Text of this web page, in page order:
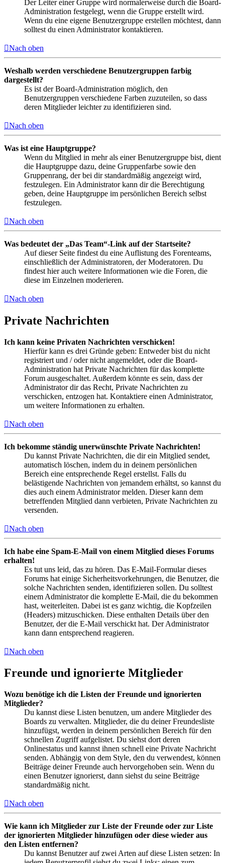
Der Leiter einer Gruppe wird normalerweise durch die Board-
Administration festgelegt, wenn die Gruppe erstellt wird.
Wenn du eine eigene Benutzergruppe erstellen möchtest, dann
solltest du einen Administrator kontaktieren.
Nach oben
Weshalb werden verschiedene Benutzergruppen farbig
dargestellt?
Es ist der Board-Administration möglich, den
Benutzergruppen verschiedene Farben zuzuteilen, so dass
deren Mitglieder leichter zu identifizieren sind.
Nach oben
Was ist eine Hauptgruppe?
Wenn du Mitglied in mehr als einer Benutzergruppe bist, dient
die Hauptgruppe dazu, deine Gruppenfarbe sowie den
Gruppenrang, der bei dir standardmäßig angezeigt wird,
festzulegen. Ein Administrator kann dir die Berechtigung
geben, deine Hauptgruppe im persönlichen Bereich selbst
festzulegen.
Nach oben
Was bedeutet der „Das Team“-Link auf der Startseite?
Auf dieser Seite findest du eine Auflistung des Forenteams,
einschließlich der Administratoren, der Moderatoren. Du
findest hier auch weitere Informationen wie die Foren, die
diese im Einzelnen moderieren.
Nach oben
Private Nachrichten
Ich kann keine Privaten Nachrichten verschicken!
Hierfür kann es drei Gründe geben: Entweder bist du nicht
registriert und / oder nicht angemeldet, oder die Board-
Administration hat Private Nachrichten für das komplette
Forum ausgeschaltet. Außerdem könnte es sein, dass der
Administrator dir das Recht, Private Nachrichten zu
verschicken, entzogen hat. Kontaktiere einen Administrator,
um weitere Informationen zu erhalten.
Nach oben
Ich bekomme ständig unerwünschte Private Nachrichten!
Du kannst Private Nachrichten, die dir ein Mitglied sendet,
automatisch löschen, indem du in deinem persönlichen
Bereich eine entsprechende Regel erstellst. Falls du
belästigende Nachrichten von jemandem erhältst, so kannst du
dies auch einem Administrator melden. Dieser kann dem
betreffenden Mitglied dann verbieten, Private Nachrichten zu
versenden.
Nach oben
Ich habe eine Spam-E-Mail von einem Mitglied dieses Forums
erhalten!
Es tut uns leid, das zu hören. Das E-Mail-Formular dieses
Forums hat einige Sicherheitsvorkehrungen, die Benutzer, die
solche Nachrichten senden, identifizieren sollen. Du solltest
einem Administrator die komplette E-Mail, die du bekommen
hast, weiterleiten. Dabei ist es ganz wichtig, die Kopfzeilen
(Headers) mitzuschicken. Diese enthalten Details über den
Benutzer, der die E-Mail verschickt hat. Der Administrator
kann dann entsprechend reagieren.
Nach oben
Freunde und ignorierte Mitglieder
Wozu benötige ich die Listen der Freunde und ignorierten
Mitglieder?
Du kannst diese Listen benutzen, um andere Mitglieder des
Boards zu verwalten. Mitglieder, die du deiner Freundesliste
hinzufügst, werden in deinem persönlichen Bereich für den
schnellen Zugriff aufgelistet. Du siehst dort deren
Onlinestatus und kannst ihnen schnell eine Private Nachricht
senden. Abhängig von dem Style, den du verwendest, können
Beiträge deiner Freunde auch hervorgehoben sein. Wenn du
einen Benutzer ignorierst, dann siehst du seine Beiträge
standardmäßig nicht.
Nach oben
Wie kann ich Mitglieder zur Liste der Freunde oder zur Liste
der ignorierten Mitglieder hinzufügen oder diese wieder aus
den Listen entfernen?
Du kannst Benutzer auf zwei Arten auf diese Listen setzen: In